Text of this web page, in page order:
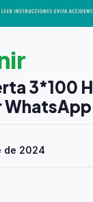
3*100
de 2024